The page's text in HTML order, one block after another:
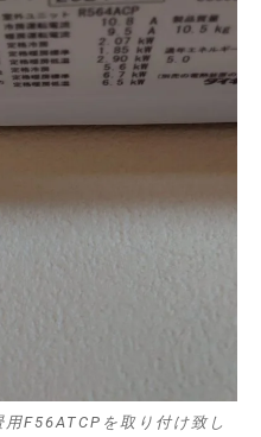
F56ATCPを取り付け致し